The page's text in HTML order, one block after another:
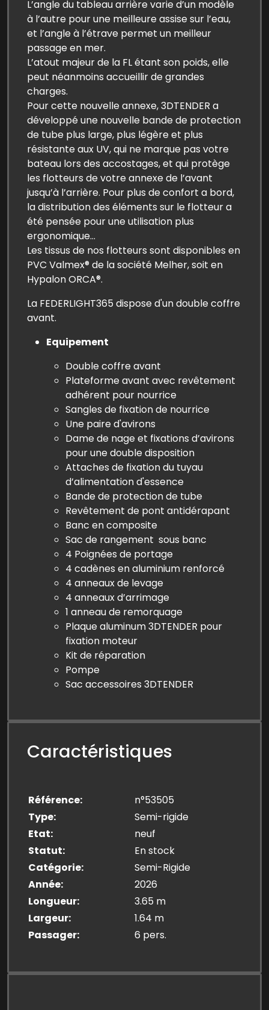
L’angle du tableau arrière varie d’un modèle
à l’autre pour une meilleure assise sur l’eau,
et l’angle à l’étrave permet un meilleur
passage en mer.
L’atout majeur de la FL étant son poids, elle
peut néanmoins accueillir de grandes
charges.
Pour cette nouvelle annexe, 3DTENDER a
développé une nouvelle bande de protection
de tube plus large, plus légère et plus
résistante aux UV, qui ne marque pas votre
bateau lors des accostages, et qui protège
les flotteurs de votre annexe de l’avant
jusqu’à l’arrière. Pour plus de confort a bord,
la distribution des éléments sur le flotteur a
été pensée pour une utilisation plus
ergonomique…
Les tissus de nos flotteurs sont disponibles en
PVC Valmex® de la société Melher, soit en
Hypalon ORCA®.
La FEDERLIGHT365 dispose d'un double coffre
avant.
Equipement
Double coffre avant
Plateforme avant avec revêtement
adhérent pour nourrice
Sangles de fixation de nourrice
Une paire d'avirons
Dame de nage et fixations d’avirons
pour une double disposition
Attaches de fixation du tuyau
d’alimentation d'essence
Bande de protection de tube
Revêtement de pont antidérapant
Banc en composite
Sac de rangement sous banc
4 Poignées de portage
4 cadènes en aluminium renforcé
4 anneaux de levage
4 anneaux d’arrimage
1 anneau de remorquage
Plaque aluminum 3DTENDER pour
fixation moteur
Kit de réparation
Pompe
Sac accessoires 3DTENDER
Caractéristiques
Référence
n°53505
Type
Semi-rigide
Etat
neuf
Statut
En stock
Catégorie
Semi-Rigide
Année
2026
Longueur
3.65 m
Largeur
1.64 m
Passager
6 pers.